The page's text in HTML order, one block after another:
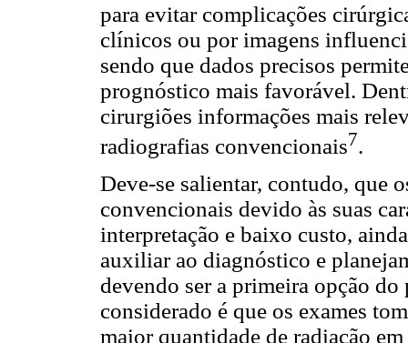
para evitar complicações
clínicos ou por imagens
sendo que dados precisos
prognóstico mais favorável.
cirurgiões informações mais
radiografias convencionais7.
Deve-se salientar, contudo, que
convencionais devido às suas
interpretação e baixo custo,
auxiliar ao diagnóstico e
devendo ser a primeira opção
considerado é que os exames
maior quantidade de radiação